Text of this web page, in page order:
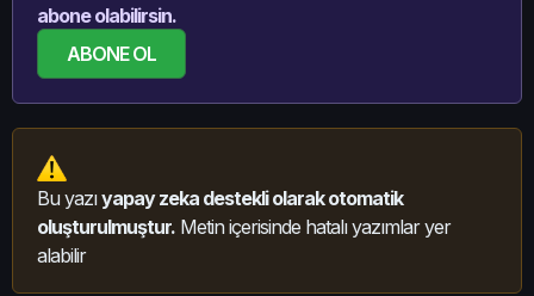
abone olabilirsin.
ABONE OL
Bu yazıyapay zeka destekli olarak otomatik
oluşturulmuştur. Metin içerisinde hatalı yazımlar yer
alabilir